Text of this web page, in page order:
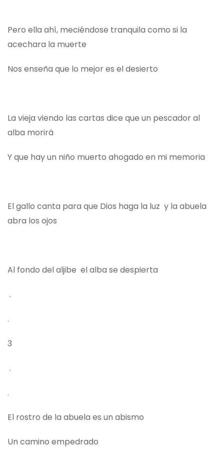
Pero ella ahí, meciéndose tranquila como si la
acechara la muerte
Nos enseña que lo mejor es el desierto
La vieja viendo las cartas dice que un pescador al
alba morirá
Y que hay un niño muerto ahogado en mi memoria
El gallo canta para que Dios haga la luz y la abuela
abra los ojos
Al fondo del aljibe el alba se despierta
.
.
3
.
.
El rostro de la abuela es un abismo
Un camino empedrado